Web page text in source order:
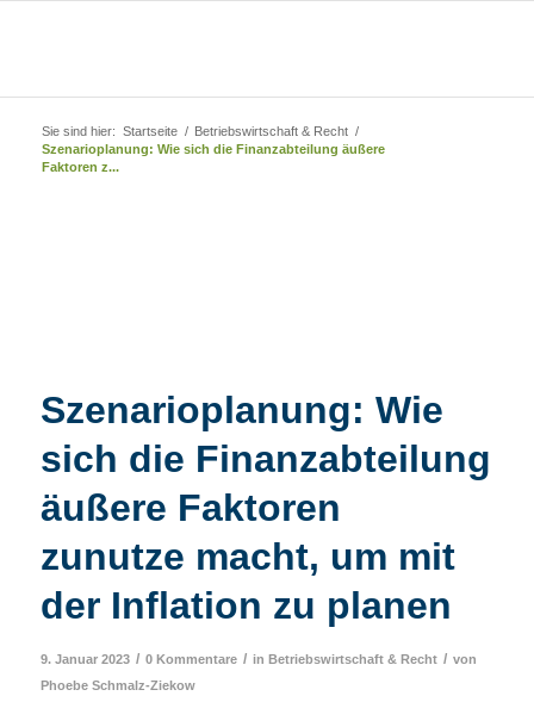
Sie sind hier: Startseite / Betriebswirtschaft & Recht /
Szenarioplanung: Wie sich die Finanzabteilung äußere
Faktoren z...
Szenarioplanung: Wie
sich die Finanzabteilung
äußere Faktoren
zunutze macht, um mit
der Inflation zu planen
9. Januar 2023 / 0 Kommentare / in Betriebswirtschaft & Recht / von
Phoebe Schmalz-Ziekow